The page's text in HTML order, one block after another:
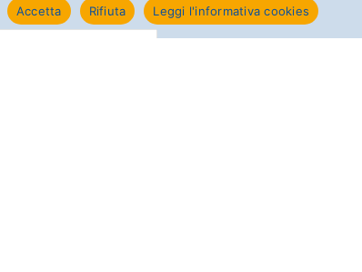
Accetta
Rifiuta Leggi l'informativa cookies